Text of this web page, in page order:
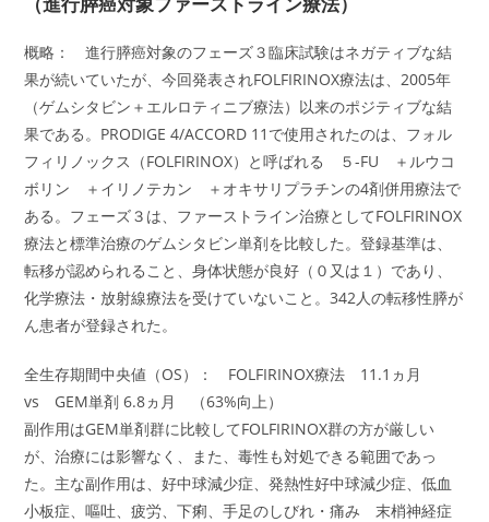
概略： 進行膵癌対象のフェーズ３臨床試験はネガティブな結
果が続いていたが、今回発表されFOLFIRINOX療法は、2005年
（ゲムシタビン＋エルロティニブ療法）以来のポジティブな結
果である。PRODIGE 4/ACCORD 11で使用されたのは、フォル
フィリノックス（FOLFIRINOX）と呼ばれる ５-FU ＋ルウコ
ボリン ＋イリノテカン ＋オキサリプラチンの4剤併用療法で
ある。フェーズ３は、ファーストライン治療としてFOLFIRINOX
療法と標準治療のゲムシタビン単剤を比較した。登録基準は、
転移が認められること、身体状態が良好（０又は１）であり、
化学療法・放射線療法を受けていないこと。342人の転移性膵が
ん患者が登録された。
全生存期間中央値（OS）： FOLFIRINOX療法 11.1ヵ月
vs GEM単剤 6.8ヵ月 （63%向上）
副作用はGEM単剤群に比較してFOLFIRINOX群の方が厳しい
が、治療には影響なく、また、毒性も対処できる範囲であっ
た。主な副作用は、好中球減少症、発熱性好中球減少症、低血
小板症、嘔吐、疲労、下痢、手足のしびれ・痛み 末梢神経症